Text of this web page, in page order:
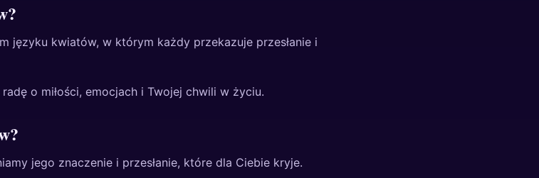
języku kwiatów, w którym każdy przekazuje przesłanie i
o miłości, emocjach i Twojej chwili w życiu.
jego znaczenie i przesłanie, które dla Ciebie kryje.